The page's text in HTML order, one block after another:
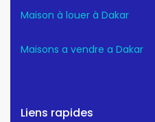
Maison à louer à Dakar
Maisons a vendre a Dakar
Liens rapides